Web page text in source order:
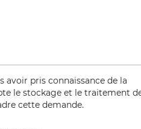
avoir pris connaissance de la
le stockage et le traitement
cette demande.